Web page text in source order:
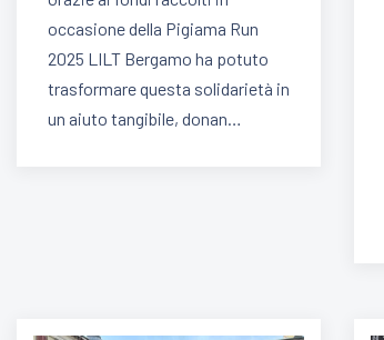
occasione della Pigiama Run
2025 LILT Bergamo ha potuto
trasformare questa solidarietà in
un aiuto tangibile, donan…